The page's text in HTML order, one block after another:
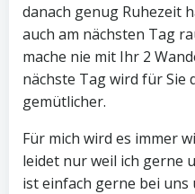
danach genug Ruhezeit
auch am nächsten Tag
mache nie mit Ihr 2
nächste Tag wird für Sie
gemütlicher.
Für mich wird es immer
leidet nur weil ich gerne
ist einfach gerne bei